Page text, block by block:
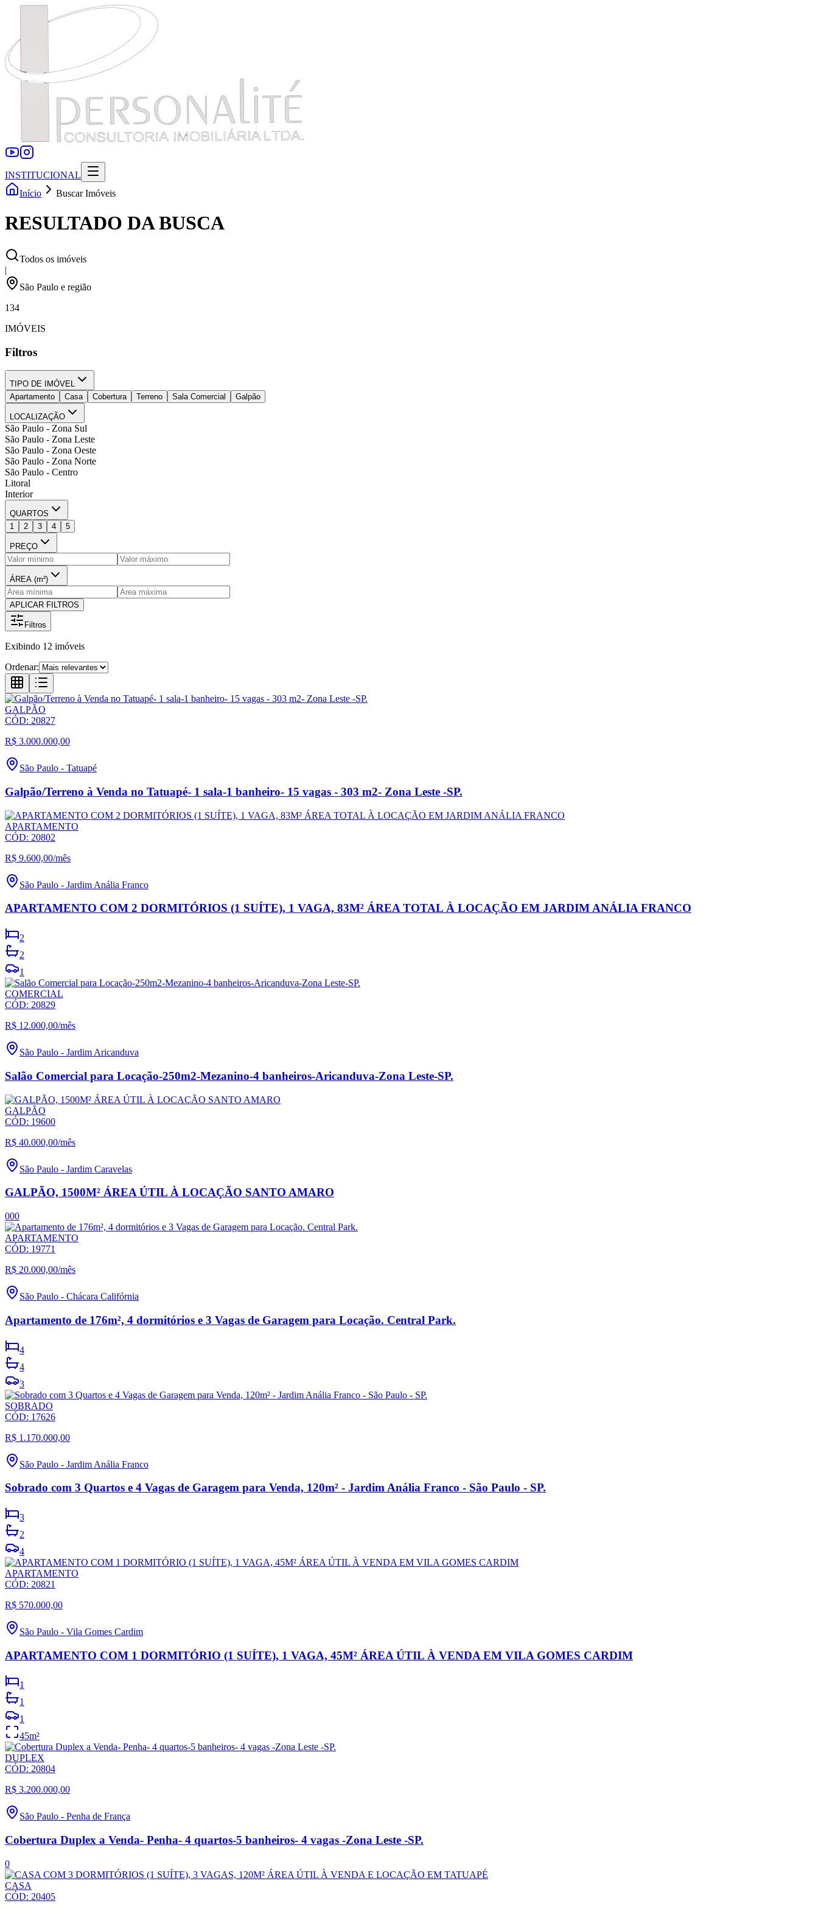
INSTITUCIONAL
Início
Buscar Imóveis
RESULTADO DA BUSCA
Todos os imóveis
|
São Paulo e região
134
IMÓVEIS
Filtros
TIPO DE IMÓVEL
Apartamento
Casa Cobertura Terreno Sala Comercial Galpão
LOCALIZAÇÃO
São Paulo - Zona Sul
São Paulo - Zona Leste
São Paulo - Zona Oeste
São Paulo - Zona Norte
São Paulo - Centro
Litoral
Interior
QUARTOS
1
2 3 4 5
PREÇO
ÁREA (m²)
APLICAR FILTROS
Filtros
Exibindo 12 imóveis
Ordenar:
GALPÃO
CÓD: 20827
R$ 3.000.000,00
São Paulo - Tatuapé
Galpão/Terreno à Venda no Tatuapé- 1 sala-1 banheiro- 15 vagas - 303 m2- Zona Leste -SP.
APARTAMENTO
CÓD: 20802
R$ 9.600,00/mês
São Paulo - Jardim Anália Franco
APARTAMENTO COM 2 DORMITÓRIOS (1 SUÍTE), 1 VAGA, 83M² ÁREA TOTAL À LOCAÇÃO EM JARDIM ANÁLIA FRANCO
2
2
1
COMERCIAL
CÓD: 20829
R$ 12.000,00/mês
São Paulo - Jardim Aricanduva
Salão Comercial para Locação-250m2-Mezanino-4 banheiros-Aricanduva-Zona Leste-SP.
GALPÃO
CÓD: 19600
R$ 40.000,00/mês
São Paulo - Jardim Caravelas
GALPÃO, 1500M² ÁREA ÚTIL À LOCAÇÃO SANTO AMARO
000
APARTAMENTO
CÓD: 19771
R$ 20.000,00/mês
São Paulo - Chácara Califórnia
Apartamento de 176m², 4 dormitórios e 3 Vagas de Garagem para Locação. Central Park.
4
4
3
SOBRADO
CÓD: 17626
R$ 1.170.000,00
São Paulo - Jardim Anália Franco
Sobrado com 3 Quartos e 4 Vagas de Garagem para Venda, 120m² - Jardim Anália Franco - São Paulo - SP.
3
2
4
APARTAMENTO
CÓD: 20821
R$ 570.000,00
São Paulo - Vila Gomes Cardim
APARTAMENTO COM 1 DORMITÓRIO (1 SUÍTE), 1 VAGA, 45M² ÁREA ÚTIL À VENDA EM VILA GOMES CARDIM
1
1
1
45m²
DUPLEX
CÓD: 20804
R$ 3.200.000,00
São Paulo - Penha de França
Cobertura Duplex a Venda- Penha- 4 quartos-5 banheiros- 4 vagas -Zona Leste -SP.
0
CASA
CÓD: 20405